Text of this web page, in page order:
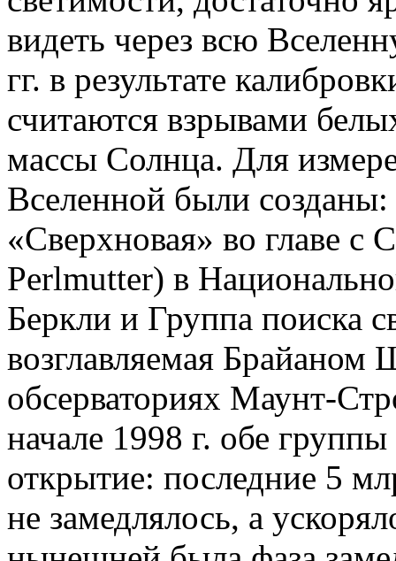
видеть через всю
гг. в результате
считаются взрывами
массы Солнца. Для
Вселенной были
«Сверхновая» во главе
Perlmutter) в
Беркли и Группа поиска
возглавляемая
обсерваториях Маунт-
начале 1998 г. обе
открытие: последние 5
не замедлялось, а